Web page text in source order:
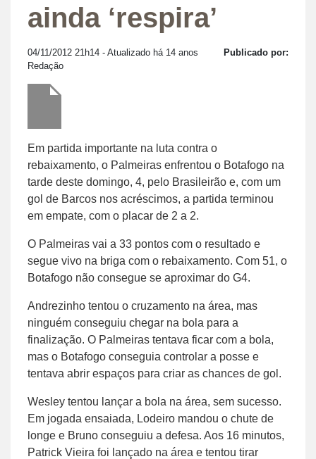
ainda ‘respira’
04/11/2012 21h14 - Atualizado há 14 anos
Publicado por:
Redação
Em partida importante na luta contra o
rebaixamento, o Palmeiras enfrentou o Botafogo na
tarde deste domingo, 4, pelo Brasileirão e, com um
gol de Barcos nos acréscimos, a partida terminou
em empate, com o placar de 2 a 2.
O Palmeiras vai a 33 pontos com o resultado e
segue vivo na briga com o rebaixamento. Com 51, o
Botafogo não consegue se aproximar do G4.
Andrezinho tentou o cruzamento na área, mas
ninguém conseguiu chegar na bola para a
finalização. O Palmeiras tentava ficar com a bola,
mas o Botafogo conseguia controlar a posse e
tentava abrir espaços para criar as chances de gol.
Wesley tentou lançar a bola na área, sem sucesso.
Em jogada ensaiada, Lodeiro mandou o chute de
longe e Bruno conseguiu a defesa. Aos 16 minutos,
Patrick Vieira foi lançado na área e tentou tirar